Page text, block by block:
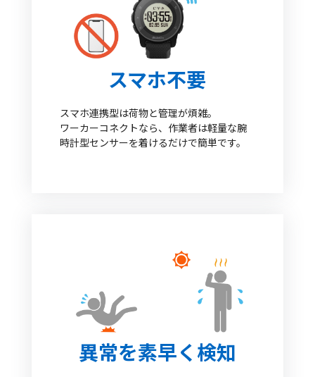
スマホ不要
スマホ連携型は荷物と管理が煩雑。
ワーカーコネクトなら、作業者は軽量な腕
時計型センサーを着けるだけで簡単です。
異常を素早く検知